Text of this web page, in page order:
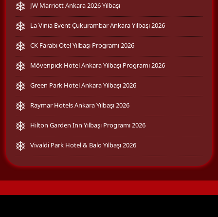
JW Marriott Ankara 2026 Yılbaşı
La Vinia Event Çukurambar Ankara Yılbaşı 2026
CK Farabi Otel Yılbaşı Programı 2026
Mövenpick Hotel Ankara Yılbaşı Programı 2026
Green Park Hotel Ankara Yılbaşı 2026
Raymar Hotels Ankara Yılbaşı 2026
Hilton Garden Inn Yılbaşı Programı 2026
Vivaldi Park Hotel & Balo Yılbaşı 2026